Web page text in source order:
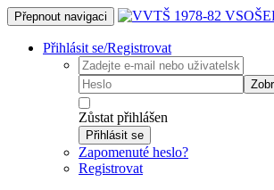
Přepnout navigaci
Přihlásit se/Registrovat
Zůstat přihlášen
Přihlásit se
Zapomenuté heslo?
Registrovat